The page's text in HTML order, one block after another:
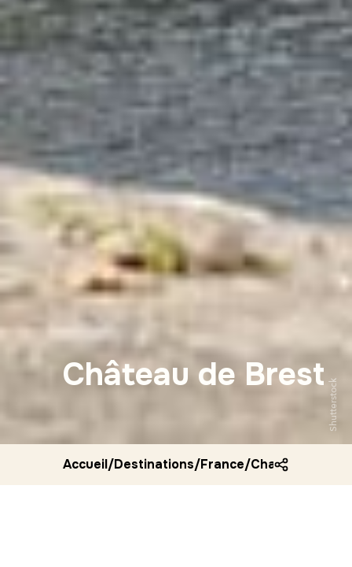
Château de Brest
Shutterstock
Accueil/Destinations/France/Chateau de